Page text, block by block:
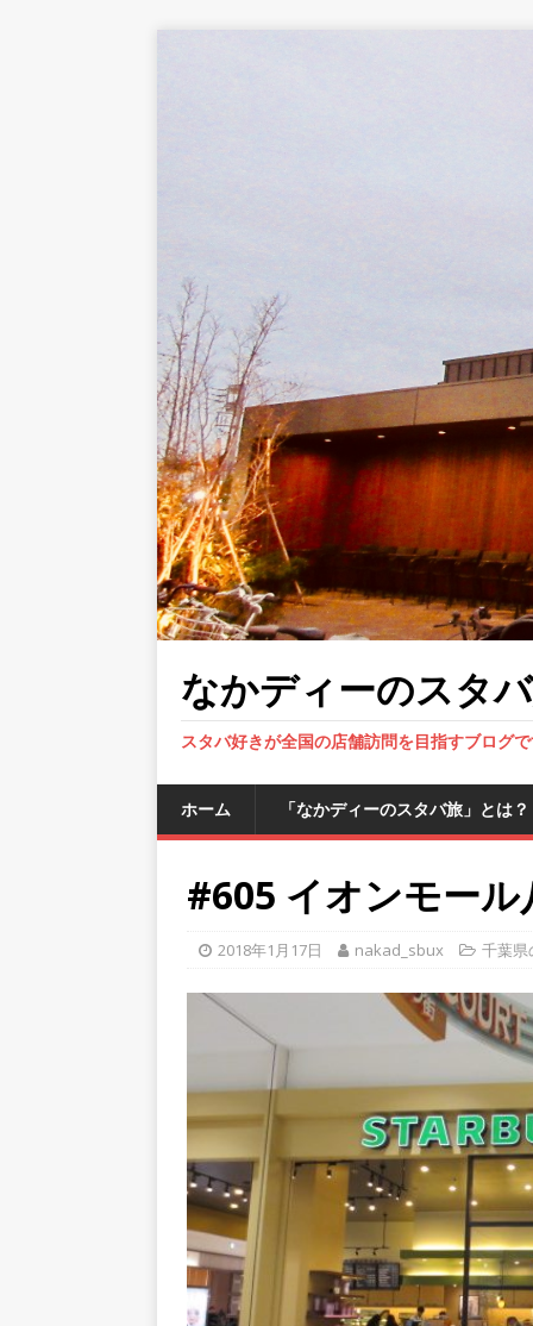
なかディーのスタ
スタバ好きが全国の店舗訪問を目指すブログ
ホーム 「なかディーのスタバ旅」とは？
#605 イオンモール
2018年1月17日 nakad_sbux 千葉県